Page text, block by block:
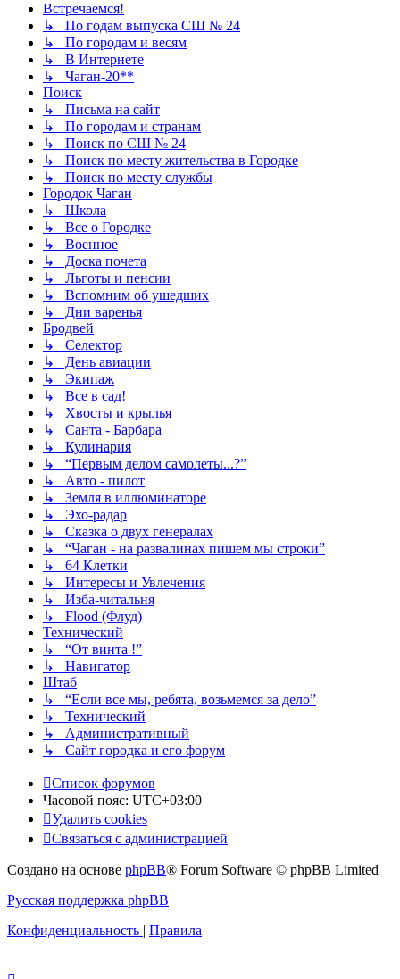
Встречаемся!
↳ По годам выпуска СШ № 24
↳ По городам и весям
↳ В Интернете
↳ Чаган-20**
Поиск
↳ Письма на сайт
↳ По городам и странам
↳ Поиск по СШ № 24
↳ Поиск по месту жительства в Городке
↳ Поиск по месту службы
Городок Чаган
↳ Школа
↳ Все о Городке
↳ Военное
↳ Доска почета
↳ Льготы и пенсии
↳ Вспомним об ушедших
↳ Дни варенья
Бродвей
↳ Селектор
↳ День авиации
↳ Экипаж
↳ Все в сад!
↳ Хвосты и крылья
↳ Санта - Барбара
↳ Кулинария
↳ “Первым делом самолеты...?”
↳ Авто - пилот
↳ Земля в иллюминаторе
↳ Эхо-радар
↳ Сказка о двух генералах
↳ “Чаган - на развалинах пишем мы строки”
↳ 64 Клетки
↳ Интересы и Увлечения
↳ Изба-читальня
↳ Flood (Флуд)
Технический
↳ “От винта !”
↳ Навигатор
Штаб
↳ “Если все мы, ребята, возьмемся за дело”
↳ Технический
↳ Административный
↳ Сайт городка и его форум
Список форумов
Часовой пояс: UTC+03:00
Удалить cookies
Связаться с администрацией
Создано на основе phpBB® Forum Software © phpBB Limited
Русская поддержка phpBB
Конфиденциальность | Правила